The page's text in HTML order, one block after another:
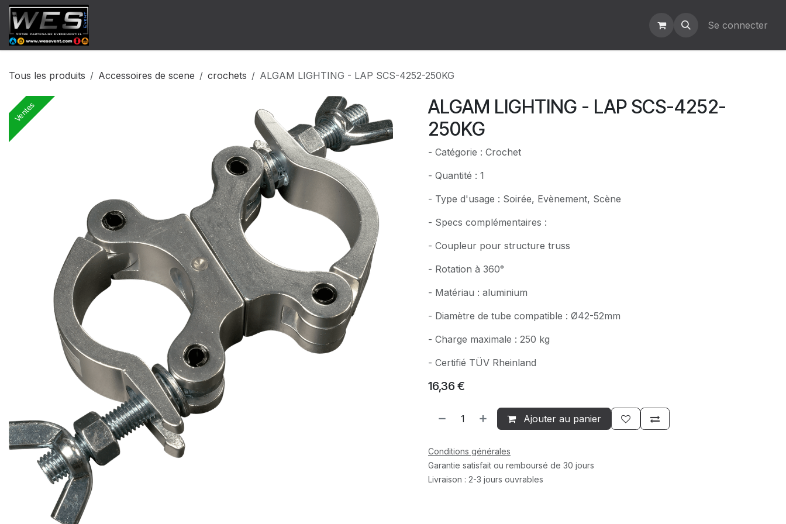
Se rendre au contenu
Se connecter
Tous les produits Accessoires de scene crochets ALGAM LIGHTING - LAP SCS-4252-250KG
Ventes
ALGAM LIGHTING - LAP SCS-4252-
250KG
- Catégorie : Crochet
- Quantité : 1
- Type d'usage : Soirée, Evènement, Scène
- Specs complémentaires :
- Coupleur pour structure truss
- Rotation à 360°
- Matériau : aluminium
- Diamètre de tube compatible : Ø42-52mm
- Charge maximale : 250 kg
- Certifié TÜV Rheinland
16,36 €
Ajouter au panier
Conditions générales
Garantie satisfait ou remboursé de 30 jours
Livraison : 2-3 jours ouvrables